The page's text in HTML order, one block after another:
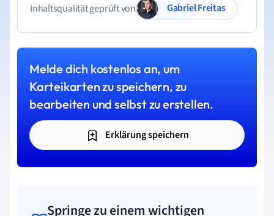
Inhaltsqualität geprüft von
Gabriel Freitas
Melde dich kostenlos an, um
Karteikarten zu speichern, zu
bearbeiten und selbst zu erstellen.
Erklärung speichern
Springe zu einem wichtigen